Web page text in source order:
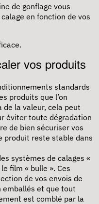
de gonflage vous
calage en fonction de vos
vos produits
standards
produits que l’on
de la valeur, cela peut
éviter toute dégradation
de bien sécuriser vos
produit reste stable dans
systèmes de calages «
film « bulle ». Ces
de vos envois de
emballés et que tout
est comblé par la